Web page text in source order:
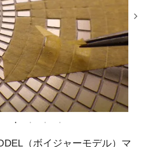
（ボイジャーモデル）マ